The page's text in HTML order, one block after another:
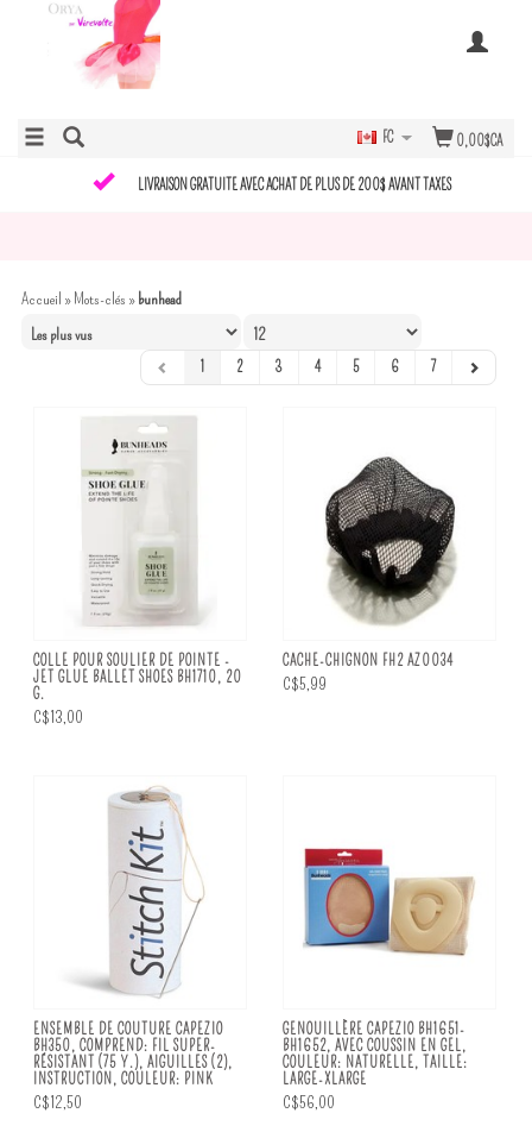
0,00$CA
FC
LIVRAISON GRATUITE AVEC ACHAT DE PLUS DE 200$ AVANT TAXES
Accueil »Mots-clés » bunhead
1 2 3 4 5 6 7
COLLE POUR SOULIER DE POINTE -
JET GLUE BALLET SHOES BH1710, 20
G.
C$13,00
CACHE-CHIGNON FH2 AZ0034
C$5,99
ENSEMBLE DE COUTURE CAPEZIO
BH350, COMPREND: FIL SUPER-
RÉSISTANT (75 Y.), AIGUILLES (2),
INSTRUCTION, COULEUR: PINK
C$12,50
GENOUILLÈRE CAPEZIO BH1651-
BH1652, AVEC COUSSIN EN GEL,
COULEUR: NATURELLE, TAILLE:
LARGE-XLARGE
C$56,00